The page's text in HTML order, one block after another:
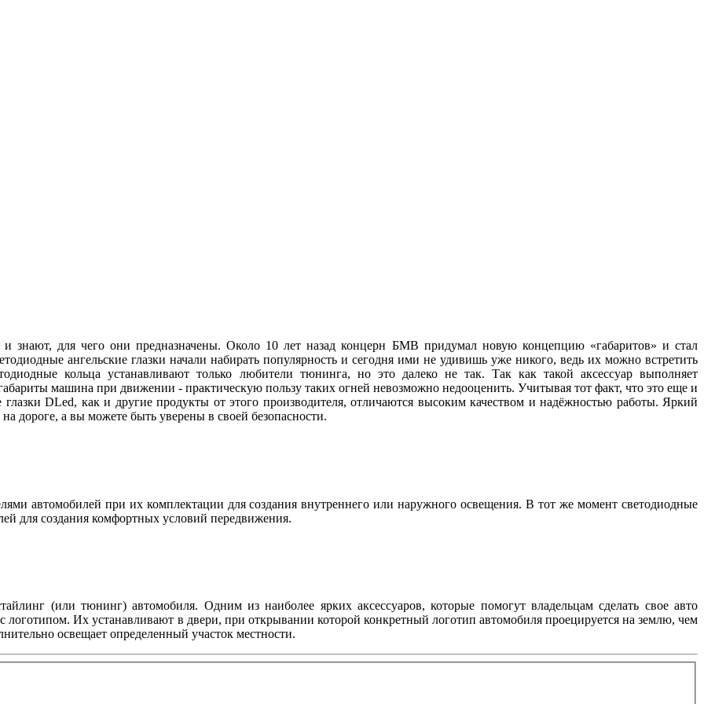
знают, для чего они предназначены. Около 10 лет назад концерн БМВ придумал новую концепцию «габаритов» и стал
ангельские глазки начали набирать популярность и сегодня ими не удивишь уже никого, ведь их можно встретить
кольца устанавливают только любители тюнинга, но это далеко не так. Так как такой аксессуар выполняет
машина при движении - практическую пользу таких огней невозможно недооценить. Учитывая тот факт, что это еще и
DLed, как и другие продукты от этого производителя, отличаются высоким качеством и надёжностью работы. Яркий
дороге, а вы можете быть уверены в своей безопасности.
автомобилей при их комплектации для создания внутреннего или наружного освещения. В тот же момент светодиодные
для создания комфортных условий передвижения.
(или тюнинг) автомобиля. Одним из наиболее ярких аксессуаров, которые помогут владельцам сделать свое авто
Их устанавливают в двери, при открывании которой конкретный логотип автомобиля проецируется на землю, чем
освещает определенный участок местности.